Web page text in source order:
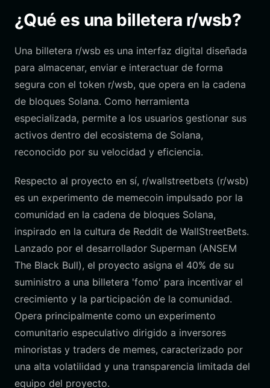
¿Qué es una billetera r/wsb?
Una billetera r/wsb es una interfaz digital diseñada
para almacenar, enviar e interactuar de forma
segura con el token r/wsb, que opera en la cadena
de bloques Solana. Como herramienta
especializada, permite a los usuarios gestionar sus
activos dentro del ecosistema de Solana,
reconocido por su velocidad y eficiencia.
Respecto al proyecto en sí, r/wallstreetbets (r/wsb)
es un experimento de memecoin impulsado por la
comunidad en la cadena de bloques Solana,
inspirado en la cultura de Reddit de WallStreetBets.
Lanzado por el desarrollador Superman (ANSEM
The Black Bull), el proyecto asigna el 40% de su
suministro a una billetera 'fomo' para incentivar el
crecimiento y la participación de la comunidad.
Opera principalmente como un experimento
comunitario especulativo dirigido a inversores
minoristas y traders de memes, caracterizado por
una alta volatilidad y una transparencia limitada del
equipo del proyecto.